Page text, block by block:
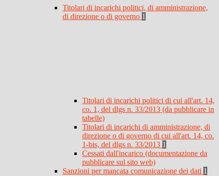
Titolari di incarichi politici, di amministrazione,
di direzione o di governo 1
Titolari di incarichi politici di cui all'art. 14,
co. 1, del dlgs n. 33/2013 (da pubblicare in
tabelle)
Titolari di incarichi di amministrazione, di
direzione o di governo di cui all'art. 14, co.
1-bis, del dlgs n. 33/2013 1
Cessati dall'incarico (documentazione da
pubblicare sul sito web)
Sanzioni per mancata comunicazione dei dati 1